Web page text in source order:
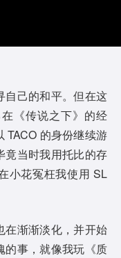
自己的和平。但在这
《传说之下》的经
TACO 的身份继续游
竟当时我用托比的存
小花冤枉我使用 SL
在渐渐淡化，并开始
的事，就像我玩《质